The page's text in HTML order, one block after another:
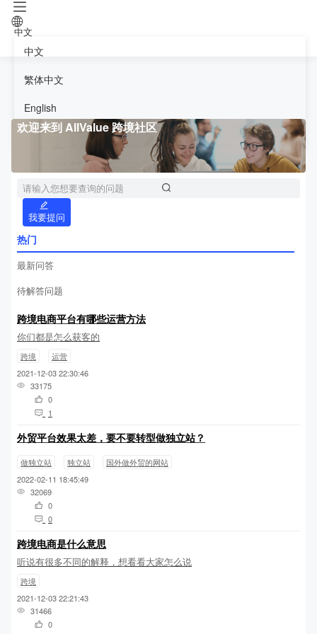
中文
中文
繁体中文
English
日本語
欢迎来到 AllValue 跨境社区
我要提问
热门
最新问答
待解答问题
跨境电商平台有哪些运营方法
你们都是怎么获客的
跨境
运营
2021-12-03 22:30:46
33175
0
1
外贸平台效果太差，要不要转型做独立站？
做独立站 独立站
国外做外贸的网站
2022-02-11 18:45:49
32069
0
0
跨境电商是什么意思
听说有很多不同的解释，想看看大家怎么说
跨境
2021-12-03 22:21:43
31466
0